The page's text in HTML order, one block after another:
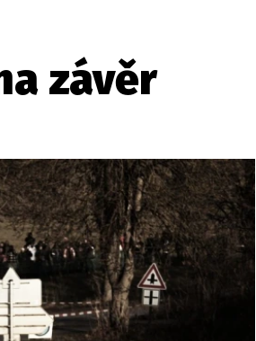
údaje / Cookies
MEDIA GROUP s.r.o., IČ: 118 23 054
závěr